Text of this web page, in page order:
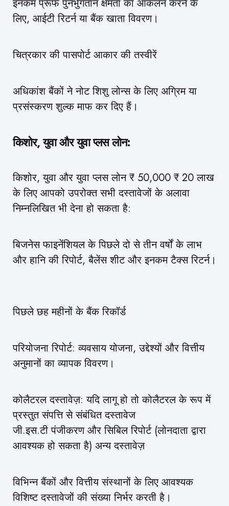
इनकम प्रूफ पुनर्भुगतान क्षमता का आकलन करने के
लिए, आईटी रिटर्न या बैंक खाता विवरण।
चित्रकार की पासपोर्ट आकार की तस्वीरें
अधिकांश बैंकों ने नोट शिशु लोन्स के लिए अग्रिम या
प्रसंस्करण शुल्क माफ कर दिए हैं।
किशोर, युवा और युवा प्लस लोन:
किशोर, युवा और युवा प्लस लोन ₹ 50,000 ₹ 20 लाख
के लिए आपको उपरोक्त सभी दस्तावेजों के अलावा
निम्नलिखित भी देना हो सकता है:
बिजनेस फाइनेंशियल के पिछले दो से तीन वर्षों के लाभ
और हानि की रिपोर्ट, बैलेंस शीट और इनकम टैक्स रिटर्न।
पिछले छह महीनों के बैंक रिकॉर्ड
परियोजना रिपोर्ट: व्यवसाय योजना, उद्देश्यों और वित्तीय
अनुमानों का व्यापक विवरण।
कोलैटरल दस्तावेज़: यदि लागू हो तो कोलैटरल के रूप में
प्रस्तुत संपत्ति से संबंधित दस्तावेज
जी.इस.टी पंजीकरण और सिबिल रिपोर्ट (लोनदाता द्वारा
आवश्यक हो सकता है) अन्य दस्तावेज़
विभिन्न बैंकों और वित्तीय संस्थानों के लिए आवश्यक
विशिष्ट दस्तावेजों की संख्या निर्भर करती है।